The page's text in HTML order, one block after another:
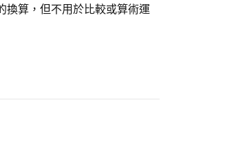
換算，但不用於比較或算術運